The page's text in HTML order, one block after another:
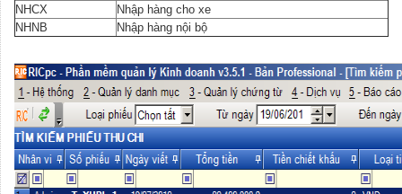
NHCX
Nhập hàng cho xe
NHNB
Nhập hàng nội bộ